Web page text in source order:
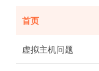
首页
虚拟主机问题